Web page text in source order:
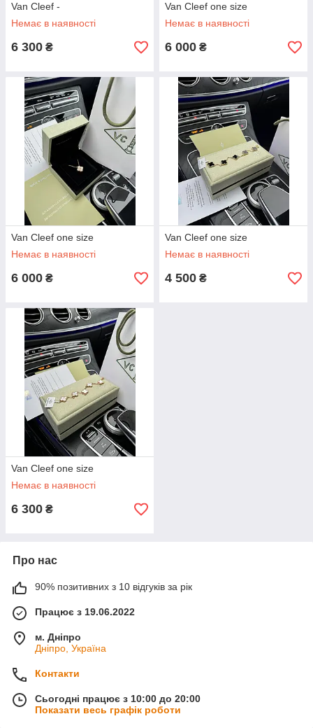
Van Cleef -
Немає в наявності
6 300 ₴
Van Cleef one size
Немає в наявності
6 000 ₴
Van Cleef one size
Немає в наявності
6 000 ₴
Van Cleef one size
Немає в наявності
4 500 ₴
Van Cleef one size
Немає в наявності
6 300 ₴
Про нас
90% позитивних з 10 відгуків за рік
Працює з 19.06.2022
м. Дніпро
Дніпро, Україна
Контакти
Сьогодні працює з 10:00 до 20:00
Показати весь графік роботи